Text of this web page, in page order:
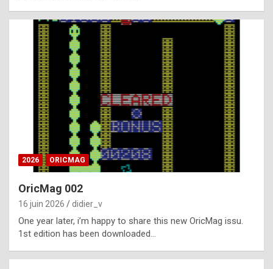
u
l
y
d
i
ff
i
l
t
t
2026 ORICMAG
OricMag 002
16 juin 2026 didier_v
One year later, i’m happy to share this new OricMag issu.
1st edition has been downloaded…